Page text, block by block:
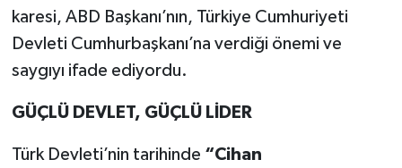
karesi, ABD Başkanı’nın, Türkiye Cumhuriyeti
Devleti Cumhurbaşkanı’na verdiği önemi ve
saygıyı ifade ediyordu.
GÜÇLÜ DEVLET, GÜÇLÜ LİDER
Türk Devleti’nin tarihinde “Cihan